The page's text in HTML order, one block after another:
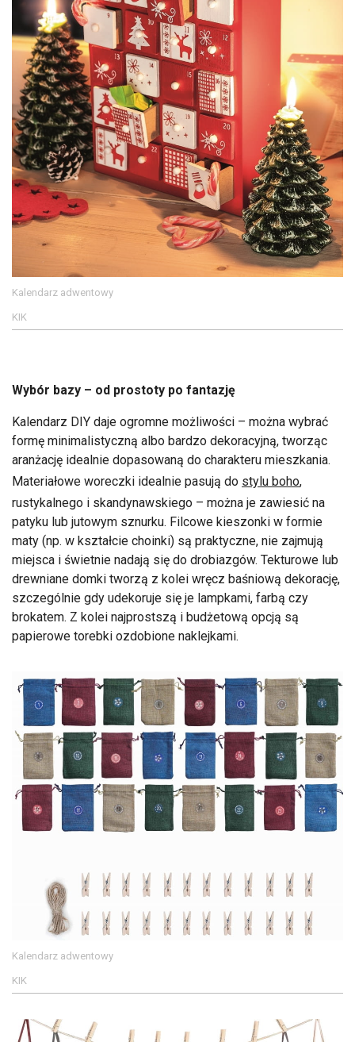
Kalendarz adwentowy
KIK
Wybór bazy – od prostoty po fantazję
Kalendarz DIY daje ogromne możliwości – można wybrać
formę minimalistyczną albo bardzo dekoracyjną, tworząc
aranżację idealnie dopasowaną do charakteru mieszkania.
Materiałowe woreczki idealnie pasują do stylu boho,
rustykalnego i skandynawskiego – można je zawiesić na
patyku lub jutowym sznurku. Filcowe kieszonki w formie
maty (np. w kształcie choinki) są praktyczne, nie zajmują
miejsca i świetnie nadają się do drobiazgów. Tekturowe lub
drewniane domki tworzą z kolei wręcz baśniową dekorację,
szczególnie gdy udekoruje się je lampkami, farbą czy
brokatem. Z kolei najprostszą i budżetową opcją są
papierowe torebki ozdobione naklejkami.
Kalendarz adwentowy
KIK